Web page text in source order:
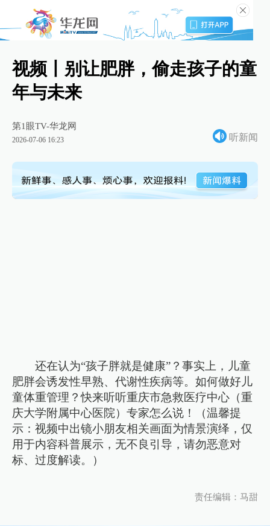
视频丨别让肥胖，偷走孩子的童
年与未来
第1眼TV-华龙网
2026-07-06 16:23 听新闻
还在认为“孩子胖就是健康”？事实上，儿童
肥胖会诱发性早熟、代谢性疾病等。如何做好儿
童体重管理？快来听听重庆市急救医疗中心（重
庆大学附属中心医院）专家怎么说！（温馨提
示：视频中出镜小朋友相关画面为情景演绎，仅
用于内容科普展示，无不良引导，请勿恶意对
标、过度解读。）
责任编辑：马甜